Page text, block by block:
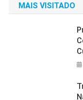
MAIS VISITADO